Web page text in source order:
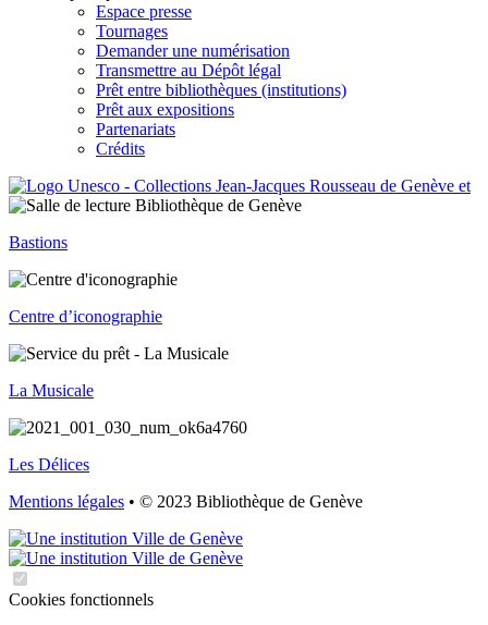
Espace presse
Tournages
Demander une numérisation
Transmettre au Dépôt légal
Prêt entre bibliothèques (institutions)
Prêt aux expositions
Partenariats
Crédits
Bastions
Centre d’iconographie
La Musicale
Les Délices
Mentions légales • © 2023 Bibliothèque de Genève
Cookies fonctionnels